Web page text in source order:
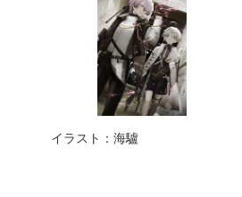
イラスト：海驢